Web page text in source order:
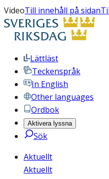
VideoTill innehåll på sidan
Lättläst
Teckenspråk
In English
Other languages
Ordbok
Aktivera lyssna
Sök
Aktuellt
Aktuellt